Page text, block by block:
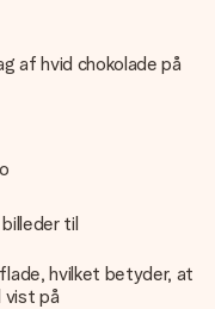
af hvid chokolade på
til
hvilket betyder, at
vist på